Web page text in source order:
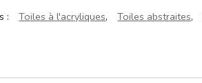
: Toiles à l'acryliques, Toiles abstraites,